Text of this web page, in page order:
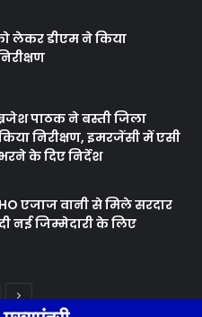
लेकर डीएम ने किया
पाठक ने बस्ती जिला
निरीक्षण, इमरजेंसी में एसी
के दिए निर्देश
एजाज वानी से मिले सरदार
नई जिम्मेदारी के लिए
Next